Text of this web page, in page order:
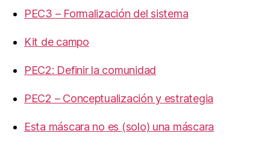
PEC3 – Formalización del sistema
Kit de campo
PEC2: Definir la comunidad
PEC2 – Conceptualización y estrategia
Esta máscara no es (solo) una máscara